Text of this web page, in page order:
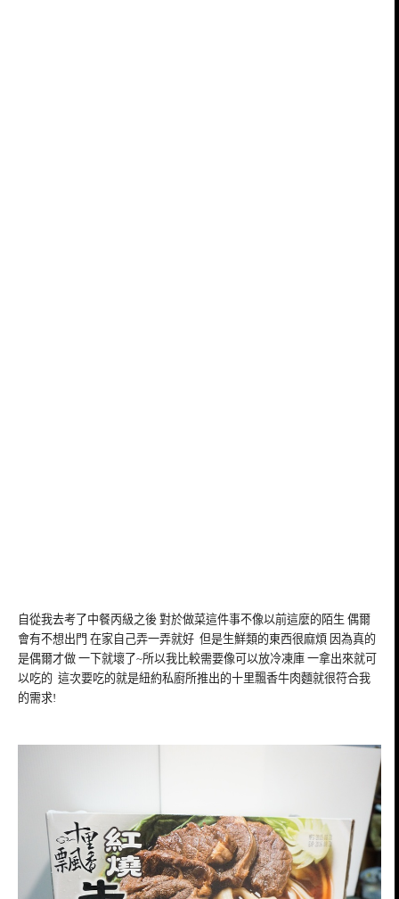
自從我去考了中餐丙級之後 對於做菜這件事不像以前這麼的陌生 偶爾
會有不想出門 在家自己弄一弄就好 但是生鮮類的東西很麻煩 因為真的
是偶爾才做 一下就壞了~所以我比較需要像可以放冷凍庫 一拿出來就可
以吃的 這次要吃的就是紐約私廚所推出的十里飄香牛肉麵就很符合我
的需求!